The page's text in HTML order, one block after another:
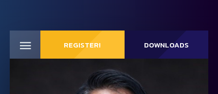
REGISTER! DOWNLOADS